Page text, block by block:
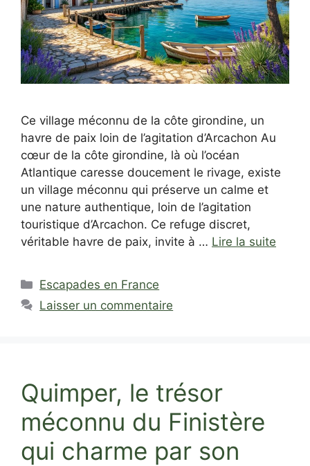
Ce village méconnu de la côte girondine, un
havre de paix loin de l’agitation d’Arcachon Au
cœur de la côte girondine, là où l’océan
Atlantique caresse doucement le rivage, existe
un village méconnu qui préserve un calme et
une nature authentique, loin de l’agitation
touristique d’Arcachon. Ce refuge discret,
véritable havre de paix, invite à … Lire la suite
Catégories
Escapades en France
Laisser un commentaire
Quimper, le trésor
méconnu du Finistère
qui charme par son